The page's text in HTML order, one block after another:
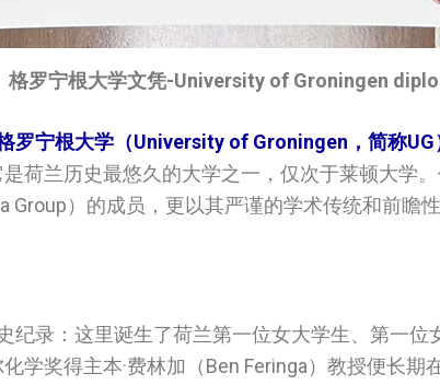
格罗宁根大学文凭-University of Groningen
罗宁根大学（University of Groningen，简称UG
荷兰历史最悠久的大学之一，仅次于莱顿大学
Group）的成员，更以其严谨的学术传统和前瞻
纪录：这里诞生了荷兰第一位女大学生、第一位
学奖得主本·费林加（Ben Feringa）教授便长期